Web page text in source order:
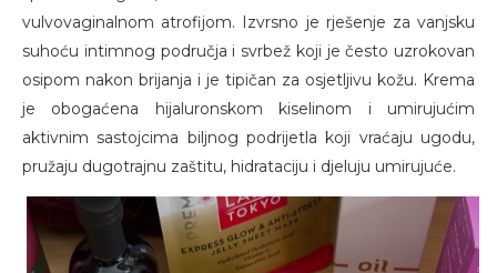
vulvovaginalnom atrofijom. Izvrsno je rješenje za vanjsku
suhoću intimnog područja i svrbež koji je često uzrokovan
osipom nakon brijanja i je tipičan za osjetljivu kožu. Krema
je obogaćena hijaluronskom kiselinom i umirujućim
aktivnim sastojcima biljnog podrijetla koji vraćaju ugodu,
pružaju dugotrajnu zaštitu, hidrataciju i djeluju umirujuće.